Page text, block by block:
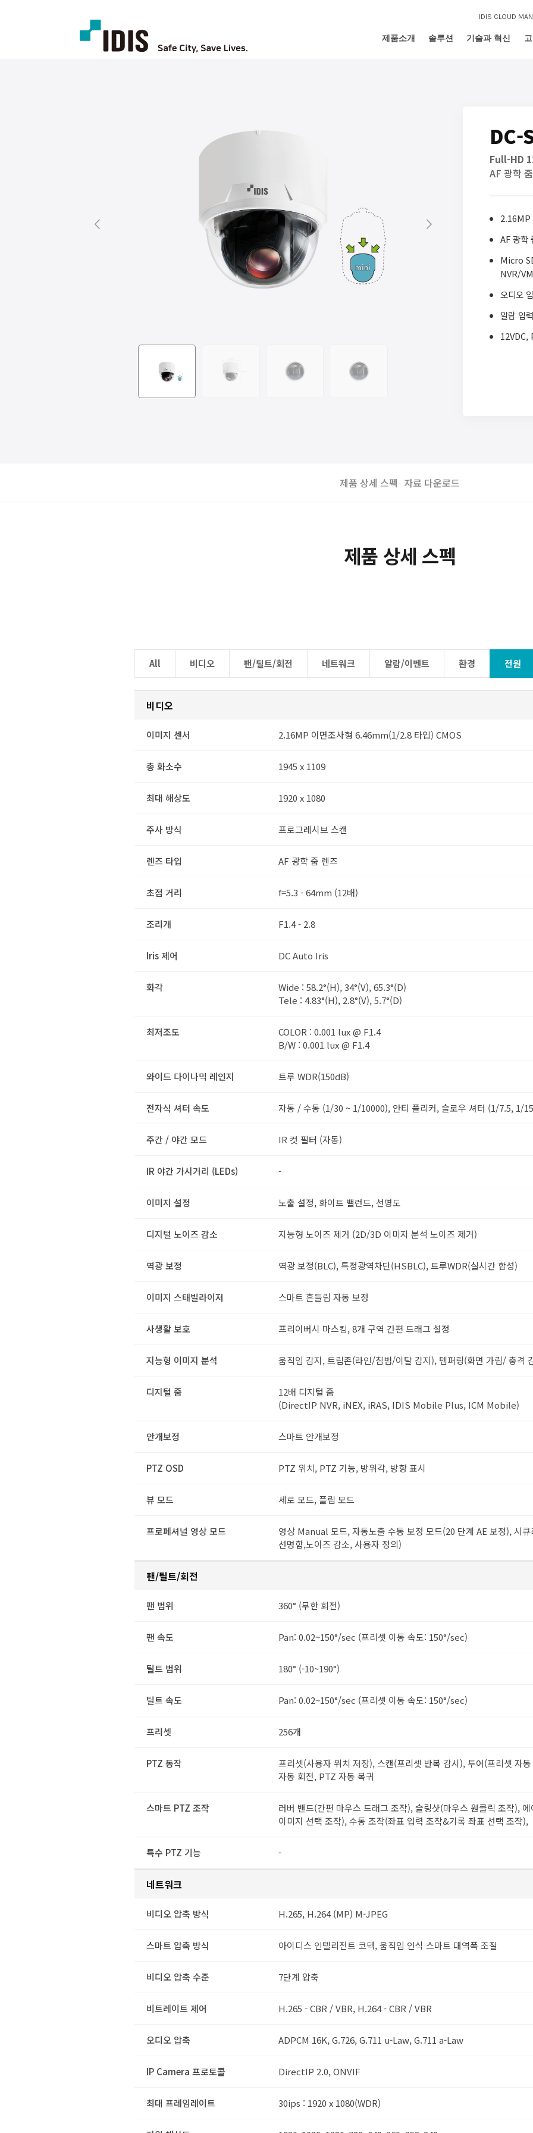
IDIS CLOUD
제품소개 솔루션 기술과 혁신
DC-
Full-HD
AF 광학
2.16MP
AF 광학
Micro
NVR/
오디오
알람 입
* -A 모
제품 상세 스펙 자료 다운로드
제품 상세 스펙
All 비디오 팬/틸트/회전 네트워크 알람/이벤트 환경 전원
비디오
이미지 센서 2.16MP 이면조사형 6.46mm(1/2.8 타입) CMOS
총 화소수 1945 x 1109
최대 해상도 1920 x 1080
주사 방식 프로그레시브 스캔
렌즈 타입 AF 광학 줌 렌즈
초점 거리 f=5.3 - 64mm (12배)
조리개 F1.4 - 2.8
Iris 제어 DC Auto Iris
화각
Wide : 58.2°(H), 34°(V), 65.3°(D)
Tele : 4.83°(H), 2.8°(V), 5.7°(D)
최저조도
COLOR : 0.001 lux @ F1.4
B/W : 0.001 lux @ F1.4
와이드 다이나믹 레인지 트루 WDR(150dB)
전자식 셔터 속도 자동 / 수동 (1/30 ~ 1/10000), 안티 플리커, 슬로우 셔터 (1/7.5, 1/
주간 / 야간 모드 IR 컷 필터 (자동)
IR 야간 가시거리 (LEDs) -
이미지 설정 노출 설정, 화이트 밸런드, 선명도
디지털 노이즈 감소 지능형 노이즈 제거 (2D/3D 이미지 분석 노이즈 제거)
역광 보정 역광 보정(BLC), 특정광역차단(HSBLC), 트루WDR(실시간 합성)
이미지 스태빌라이저 스마트 흔들림 자동 보정
사생활 보호 프리이버시 마스킹, 8개 구역 간편 드래그 설정
지능형 이미지 분석 움직임 감지, 트립존(라인/침범/이탈 감지), 템퍼링(화면 가림/ 충격
디지털 줌
12배 디지털 줌
(DirectIP NVR, iNEX, iRAS, IDIS Mobile Plus, ICM Mobile)
안개보정 스마트 안개보정
PTZ OSD PTZ 위치, PTZ 기능, 방위각, 방향 표시
뷰 모드 세로 모드, 플립 모드
프로페셔널 영상 모드
영상 Manual 모드, 자동노출 수동 보정 모드(20 단계 AE 보정), 시
선명함,노이즈 감소, 사용자 정의)
팬/틸트/회전
팬 범위 360° (무한 회전)
팬 속도 Pan: 0.02~150°/sec (프리셋 이동 속도: 150°/sec)
틸트 범위 180° (-10~190°)
틸트 속도 Pan: 0.02~150°/sec (프리셋 이동 속도: 150°/sec)
프리셋 256개
PTZ 동작
프리셋(사용자 위치 저장), 스캔(프리셋 반복 감시), 투어(프리셋 자
자동 회전, PTZ 자동 복귀
스마트 PTZ 조작
러버 밴드(간편 마우스 드래그 조작), 슬링샷(마우스 원클릭 조작),
이미지 선택 조작), 수동 조작(좌표 입력 조작&기록 좌표 선택 조작),
특수 PTZ 기능 -
네트워크
비디오 압축 방식 H.265, H.264 (MP) M-JPEG
스마트 압축 방식 아이디스 인텔리전트 코덱, 움직임 인식 스마트 대역폭 조절
비디오 압축 수준 7단계 압축
비트레이트 제어 H.265 - CBR / VBR, H.264 - CBR / VBR
오디오 압축 ADPCM 16K, G.726, G.711 u-Law, G.711 a-Law
IP Camera 프로토콜 DirectIP 2.0, ONVIF
최대 프레임레이트 30ips : 1920 x 1080(WDR)